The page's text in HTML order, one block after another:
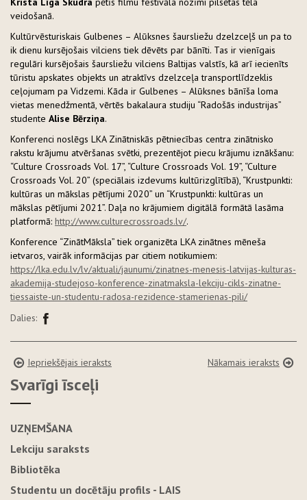
veidošanā.
Kultūrvēsturiskais Gulbenes – Alūksnes šaursliežu dzelzceļš un pa to
ik dienu kursējošais vilciens tiek dēvēts par bānīti. Tas ir vienīgais
regulāri kursējošais šaursliežu vilciens Baltijas valstīs, kā arī iecienīts
tūristu apskates objekts un atraktīvs dzelzceļa transportlīdzeklis
ceļojumam pa Vidzemi. Kāda ir Gulbenes – Alūksnes bānīša loma
vietas menedžmentā, vērtēs bakalaura studiju “Radošās industrijas”
studente Alise Bērziņa.
Konferenci noslēgs LKA Zinātniskās pētniecības centra zinātnisko
rakstu krājumu atvēršanas svētki, prezentējot piecu krājumu iznākšanu:
“Culture Crossroads Vol. 17”, “Culture Crossroads Vol. 19”, “Culture
Crossroads Vol. 20” (speciālais izdevums kultūrizglītībā), “Krustpunkti:
kultūras un mākslas pētījumi 2020” un “Krustpunkti: kultūras un
mākslas pētījumi 2021”. Daļa no krājumiem digitālā formātā lasāma
platformā: http://www.culturecrossroads.lv/.
Konference “ZinātMāksla” tiek organizēta LKA zinātnes mēneša
ietvaros, vairāk informācijas par citiem notikumiem:
https://lka.edu.lv/lv/aktuali/jaunumi/zinatnes-menesis-latvijas-kulturas-
akademija-studejoso-konference-zinatmaksla-lekciju-cikls-zinatne-
tiessaiste-un-studentu-radosa-rezidence-stamerienas-pili/
Dalies:
Iepriekšējais ieraksts Nākamais ieraksts
Svarīgi īsceļi
UZŅEMŠANA
Lekciju saraksts
Bibliotēka
Studentu un docētāju profils - LAIS